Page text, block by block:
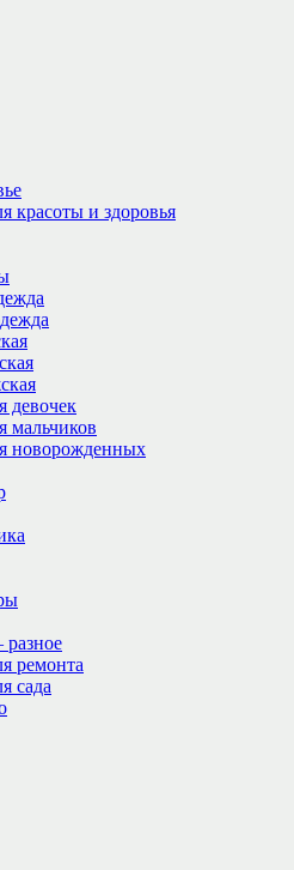
красоты и здоровья
девочек
мальчиков
новорожденных
ремонта
сада